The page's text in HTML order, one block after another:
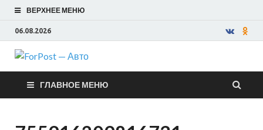
ВЕРХНЕЕ МЕНЮ
06.08.2026
ForPost —
Авто
ГЛАВНОЕ МЕНЮ